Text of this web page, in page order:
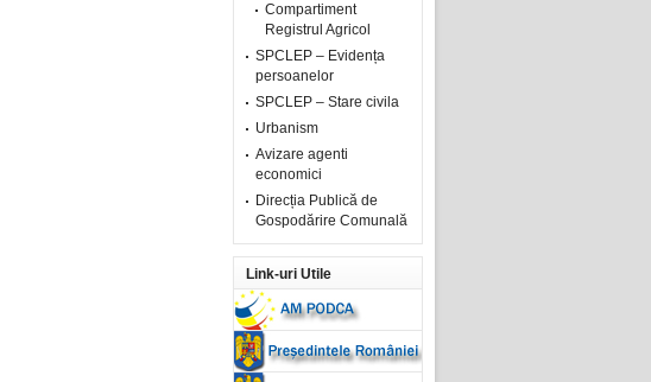
Compartiment
Registrul Agricol
SPCLEP – Evidența
persoanelor
SPCLEP – Stare civila
Urbanism
Avizare agenti
economici
Direcția Publică de
Gospodărire Comunală
Link-uri Utile